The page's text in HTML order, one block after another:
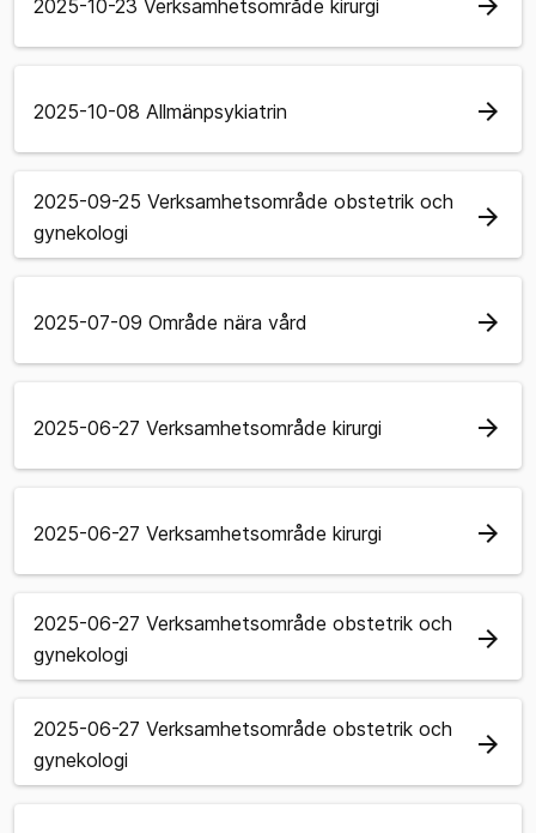
2025-10-23 Verksamhetsområde kirurgi
2025-10-08 Allmänpsykiatrin arrow_forward
2025-09-25 Verksamhetsområde obstetrik och
gynekologi
arrow_forward
2025-07-09 Område nära vård arrow_forward
2025-06-27 Verksamhetsområde kirurgi arrow_forward
2025-06-27 Verksamhetsområde kirurgi arrow_forward
2025-06-27 Verksamhetsområde obstetrik och
gynekologi
arrow_forward
2025-06-27 Verksamhetsområde obstetrik och
gynekologi
arrow_forward